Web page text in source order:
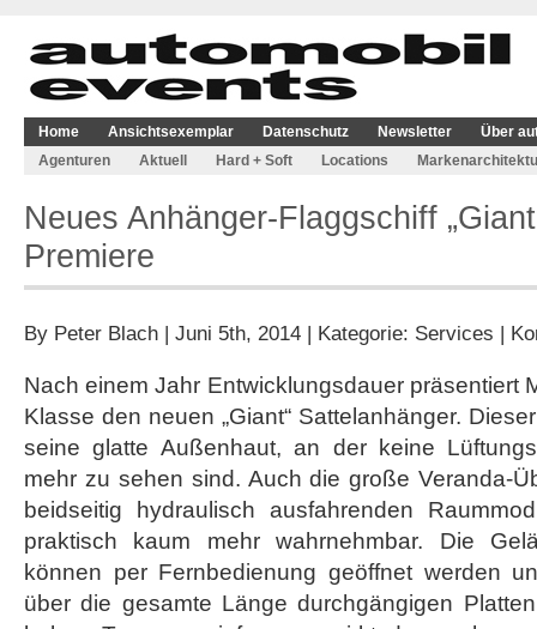
Home Ansichtsexemplar Datenschutz Newsletter
Über
Agenturen
Aktuell Hard + Soft Locations
Neues Anhänger-Flaggschiff
Premiere
By Peter Blach | Juni 5th, 2014 | Kategorie: Services |
Nach einem Jahr Entwicklungsdauer präsentiert
Klasse den neuen „Giant“ Sattelanhänger.
seine glatte Außenhaut, an der keine
mehr zu sehen sind. Auch die große Veranda-
beidseitig hydraulisch ausfahrenden
praktisch kaum mehr wahrnehmbar. Die
können per Fernbedienung geöffnet werden
über die gesamte Länge durchgängigen